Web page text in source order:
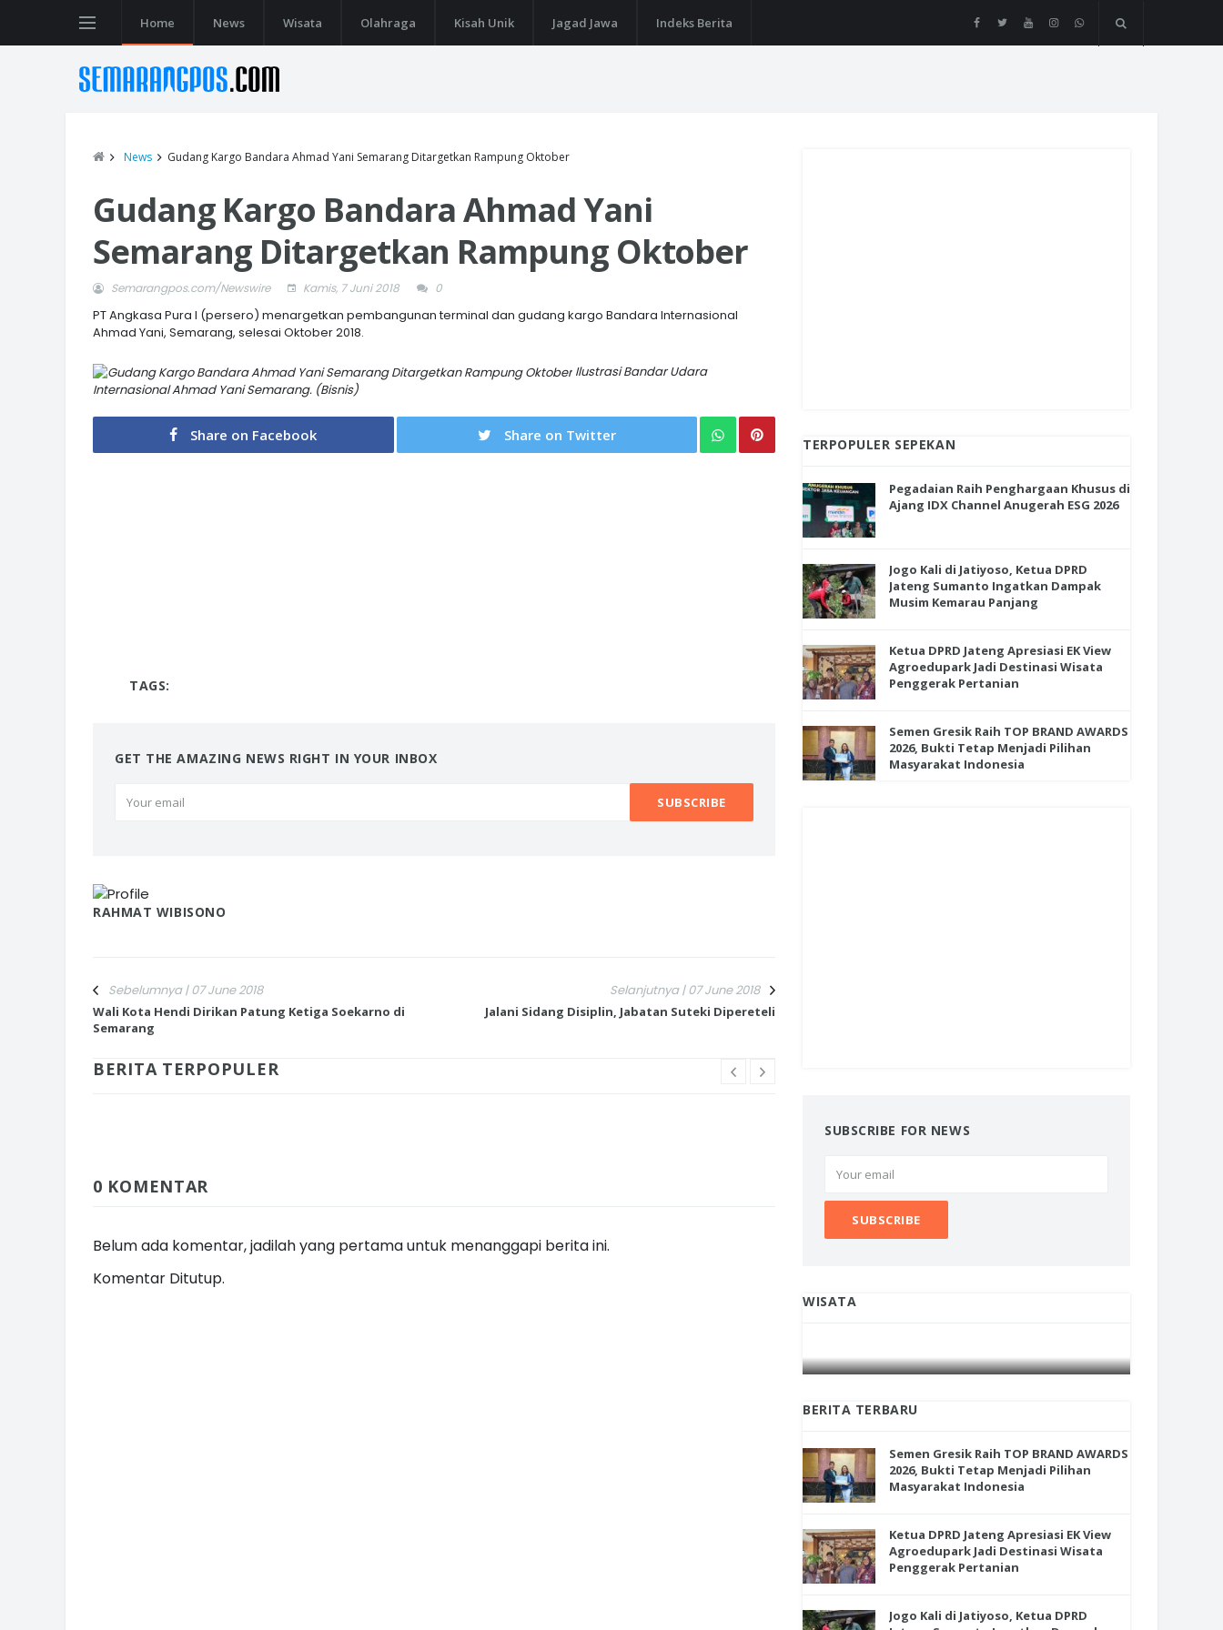
Home News Wisata Olahraga Kisah Unik Jagad Jawa Indeks Berita
News Gudang Kargo Bandara Ahmad Yani Semarang Ditargetkan Rampung Oktober
Gudang Kargo Bandara Ahmad Yani
Semarang Ditargetkan Rampung Oktober
Semarangpos.com/Newswire Kamis, 7 Juni 2018 0
PT Angkasa Pura I (persero) menargetkan pembangunan terminal dan gudang kargo Bandara Internasional
Ahmad Yani, Semarang, selesai Oktober 2018.
Ilustrasi Bandar Udara
Internasional Ahmad Yani Semarang. (Bisnis)
Share on Facebook Share on Twitter
TAGS:
GET THE AMAZING NEWS RIGHT IN YOUR INBOX
RAHMAT WIBISONO
Sebelumnya | 07 June 2018
Wali Kota Hendi Dirikan Patung Ketiga Soekarno di
Semarang
Selanjutnya | 07 June 2018
Jalani Sidang Disiplin, Jabatan Suteki Dipereteli
BERITA TERPOPULER
0 KOMENTAR
Belum ada komentar, jadilah yang pertama untuk menanggapi berita ini.
Komentar Ditutup.
TERPOPULER SEPEKAN
Pegadaian Raih Penghargaan Khusus di
Ajang IDX Channel Anugerah ESG 2026
Jogo Kali di Jatiyoso, Ketua DPRD
Jateng Sumanto Ingatkan Dampak
Musim Kemarau Panjang
Ketua DPRD Jateng Apresiasi EK View
Agroedupark Jadi Destinasi Wisata
Penggerak Pertanian
Semen Gresik Raih TOP BRAND AWARDS
2026, Bukti Tetap Menjadi Pilihan
Masyarakat Indonesia
SUBSCRIBE FOR NEWS
WISATA
BERITA TERBARU
Semen Gresik Raih TOP BRAND AWARDS
2026, Bukti Tetap Menjadi Pilihan
Masyarakat Indonesia
Ketua DPRD Jateng Apresiasi EK View
Agroedupark Jadi Destinasi Wisata
Penggerak Pertanian
Jogo Kali di Jatiyoso, Ketua DPRD